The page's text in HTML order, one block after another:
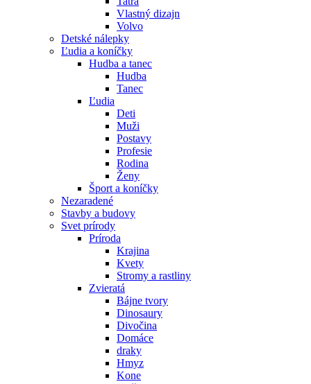
Vlastný dizajn
Volvo
Detské nálepky
Ľudia a koníčky
Hudba a tanec
Hudba
Tanec
Ľudia
Deti
Muži
Postavy
Profesie
Rodina
Ženy
Šport a koníčky
Nezaradené
Stavby a budovy
Svet prírody
Príroda
Krajina
Kvety
Stromy a rastliny
Zvieratá
Bájne tvory
Dinosaury
Divočina
Domáce
draky
Hmyz
Kone